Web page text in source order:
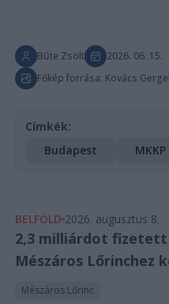
Bűte Zsolt
2026. 06. 15.
Főkép forrása: Kovács
Címkék:
Budapest
MKKP
BELFÖLD 2026. augusztus 8.
2,3 milliárdot fizetett
Mészáros Lőrinchez
Mészáros Lőrinc